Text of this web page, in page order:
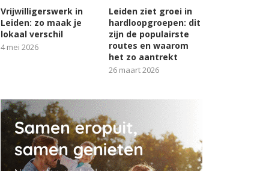
Vrijwilligerswerk in
Leiden: zo maak je
lokaal verschil
4 mei 2026
Leiden ziet groei in
hardloopgroepen: dit
zijn de populairste
routes en waarom
het zo aantrekt
26 maart 2026